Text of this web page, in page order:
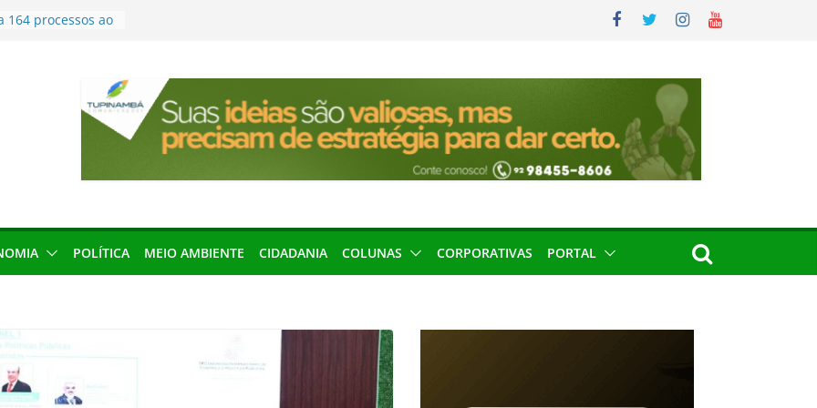
164 processos ao
por
pública
condenação e ex-
devolverá quase
para
e contábil do
POLÍTICA MEIO AMBIENTE CIDADANIA COLUNAS CORPORATIVAS PORTAL